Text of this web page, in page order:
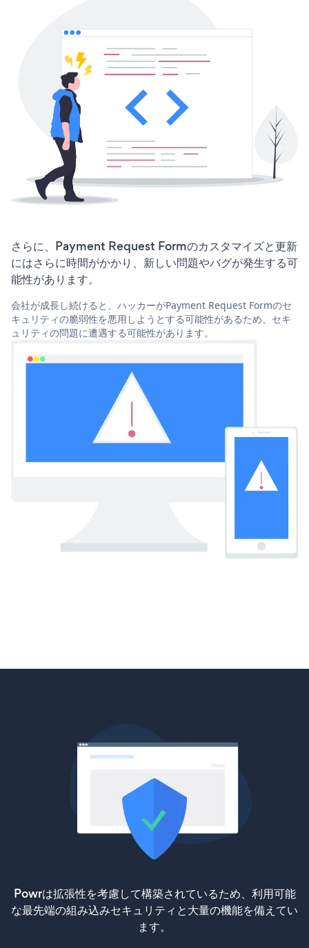
さらに、Payment Request Formのカスタマイズと更新
にはさらに時間がかかり、新しい問題やバグが発生する可
能性があります。
会社が成長し続けると、ハッカーがPayment Request Formのセ
キュリティの脆弱性を悪用しようとする可能性があるため、セキ
ュリティの問題に遭遇する可能性があります。
Powrは拡張性を考慮して構築されているため、利用可能
な最先端の組み込みセキュリティと大量の機能を備えてい
ます。